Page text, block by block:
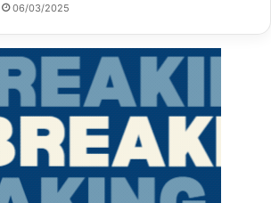
06/03/2025